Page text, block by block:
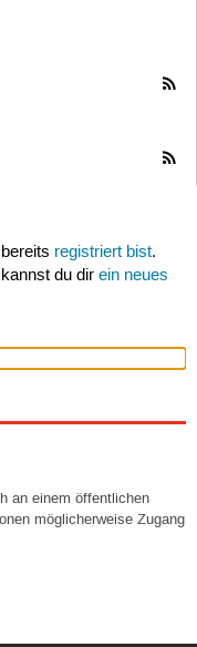
registriert bist.
du dir ein neues
an einem öffentlichen
möglicherweise Zugang